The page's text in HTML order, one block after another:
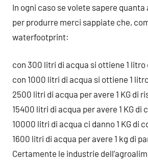
In ogni caso se volete sapere
per produrre merci sappiate che,
waterfootprint:
con 300 litri di acqua si ottiene 1 litro
con 1000 litri di acqua si ottiene 1
2500 litri di acqua per avere 1 KG di
15400 litri di acqua per avere 1 KG di
10000 litri di acqua ci danno 1 KG di
1600 litri di acqua per avere 1 kg di
Certamente le industrie